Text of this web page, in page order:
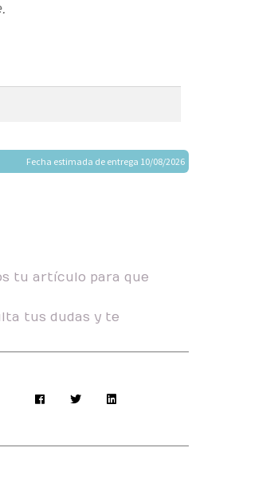
Fecha estimada de entrega 10/08/2026
tu artículo para que
tus dudas y te